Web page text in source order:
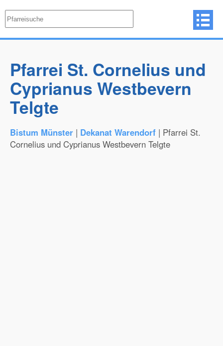
Pfarrei St. Cornelius und
Cyprianus Westbevern
Telgte
Bistum Münster | Dekanat Warendorf | Pfarrei St.
Cornelius und Cyprianus Westbevern Telgte